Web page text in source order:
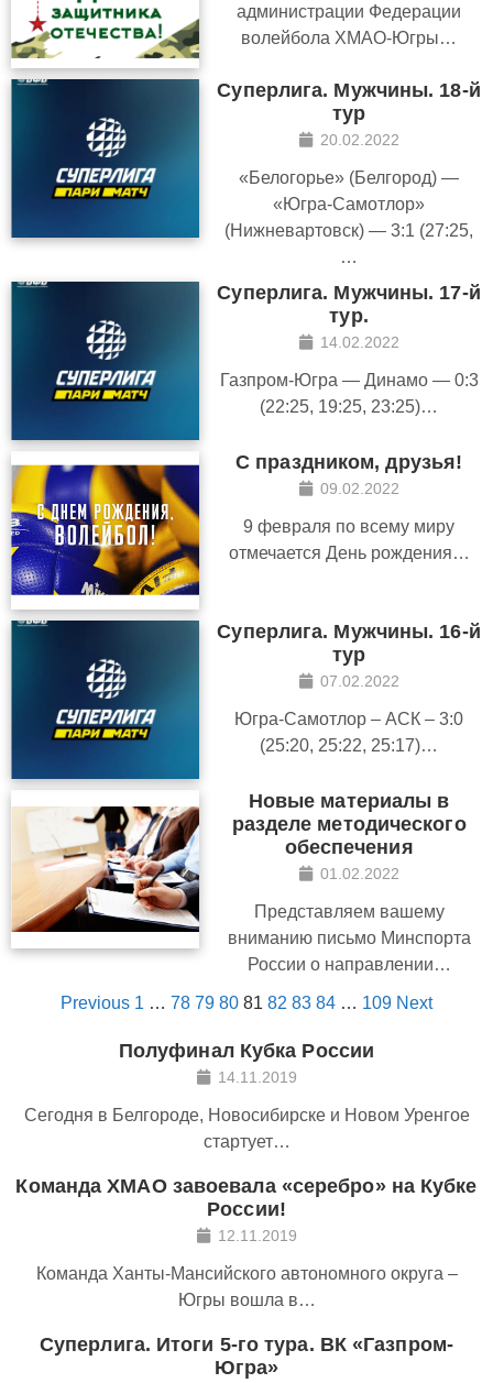
администрации Федерации
волейбола ХМАО-Югры…
Суперлига. Мужчины. 18-й
тур
20.02.2022
«Белогорье» (Белгород) —
«Югра-Самотлор»
(Нижневартовск) — 3:1 (27:25,
…
Суперлига. Мужчины. 17-й
тур.
14.02.2022
Газпром-Югра — Динамо — 0:3
(22:25, 19:25, 23:25)…
С праздником, друзья!
09.02.2022
9 февраля по всему миру
отмечается День рождения…
Суперлига. Мужчины. 16-й
тур
07.02.2022
Югра-Самотлор – АСК – 3:0
(25:20, 25:22, 25:17)…
Новые материалы в
разделе методического
обеспечения
01.02.2022
Представляем вашему
вниманию письмо Минспорта
России о направлении…
Previous 1 … 78 79 80 81 82 83 84 … 109 Next
Полуфинал Кубка России
14.11.2019
Сегодня в Белгороде, Новосибирске и Новом Уренгое
стартует…
Команда ХМАО завоевала «серебро» на Кубке
России!
12.11.2019
Команда Ханты-Мансийского автономного округа –
Югры вошла в…
Суперлига. Итоги 5-го тура. ВК «Газпром-
Югра»